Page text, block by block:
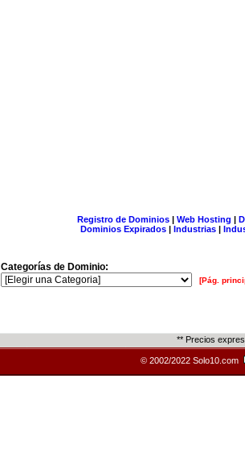
Registro de Dominios| Web Hosting |
Dominios Expirados | Industrias |
Categorías de Dominio:
[Pág.
** Precios
© 2002/2022 Solo10.com